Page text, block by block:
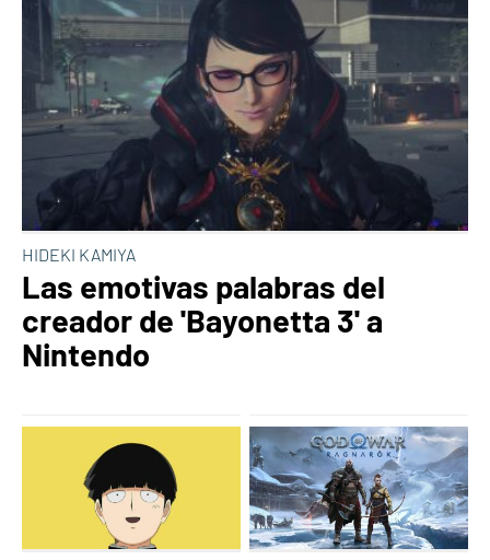
HIDEKI KAMIYA
Las emotivas palabras del
creador de 'Bayonetta 3' a
Nintendo